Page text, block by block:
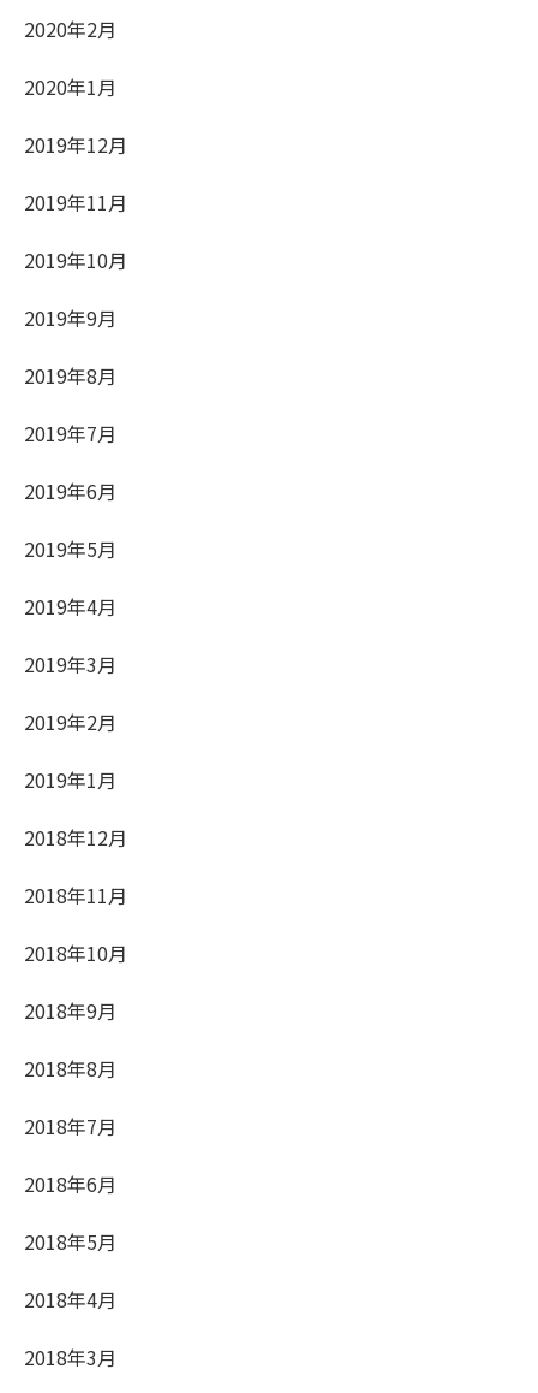
2020年2月
2020年1月
2019年12月
2019年11月
2019年10月
2019年9月
2019年8月
2019年7月
2019年6月
2019年5月
2019年4月
2019年3月
2019年2月
2019年1月
2018年12月
2018年11月
2018年10月
2018年9月
2018年8月
2018年7月
2018年6月
2018年5月
2018年4月
2018年3月